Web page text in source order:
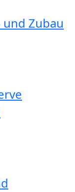
Zubau